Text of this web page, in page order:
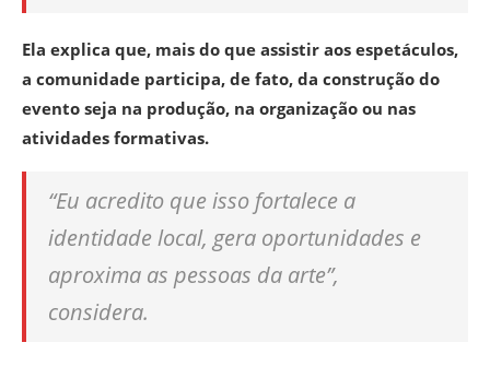
Ela explica que, mais do que assistir aos espetáculos,
a comunidade participa, de fato, da construção do
evento seja na produção, na organização ou nas
atividades formativas.
“Eu acredito que isso fortalece a
identidade local, gera oportunidades e
aproxima as pessoas da arte”,
considera.